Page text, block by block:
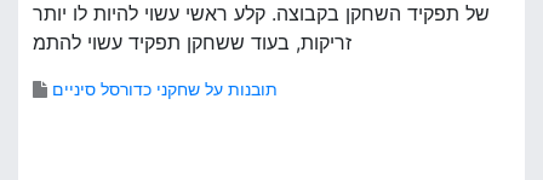
של תפקיד השחקן בקבוצה. קלע ראשי עשוי להיות לו יותר
זריקות, בעוד ששחקן תפקיד עשוי להתמ
תובנות על שחקני כדורסל סיניים